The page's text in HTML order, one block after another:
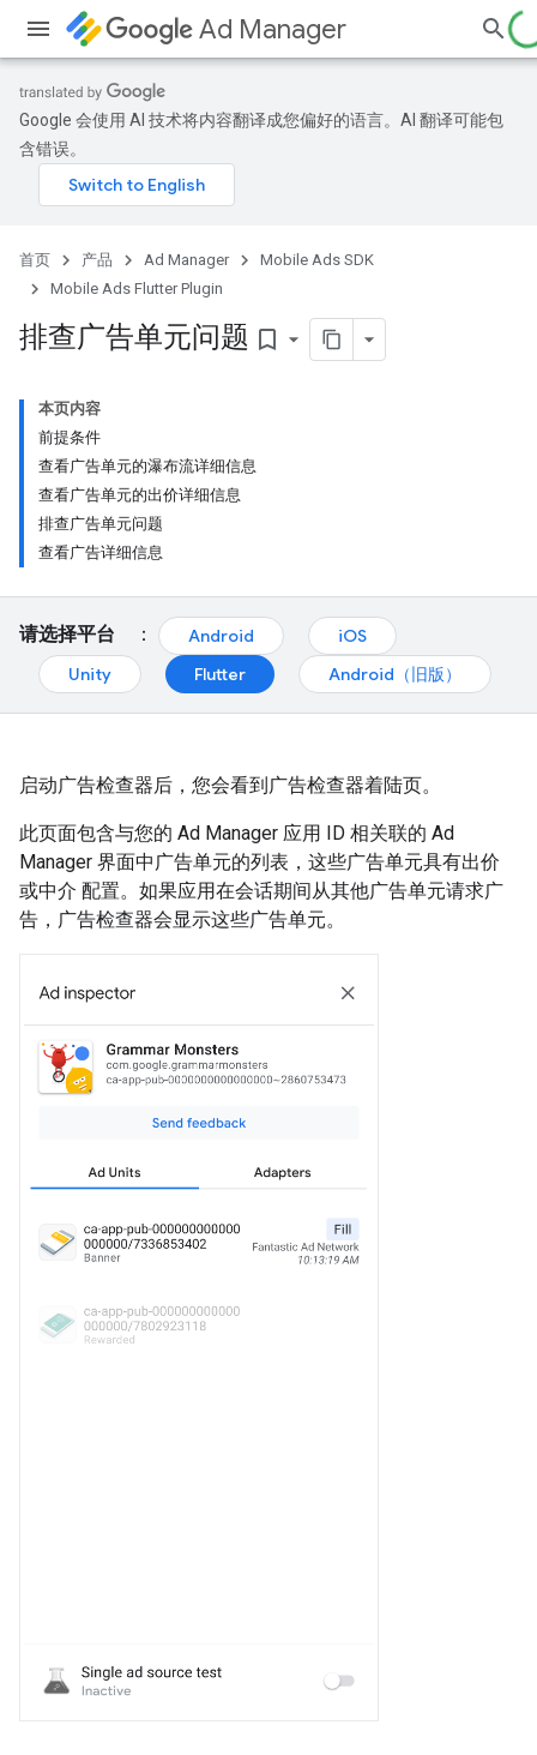
Ad Manager
Google 会使用 AI 技术将内容翻译成您偏好的语言。AI 翻译可能包
含错误。
首页 产品 Ad Manager
Mobile Ads SDK
Mobile Ads Flutter Plugin
排查广告单元问题 bookmark_border
本页内容
前提条件
查看广告单元的瀑布流详细信息
查看广告单元的出价详细信息
排查广告单元问题
查看广告详细信息
请选择平台 ： Android
iOS
Unity
Flutter Android（旧版）
启动广告检查器后，您会看到广告检查器着陆页。
此页面包含与您的 Ad Manager 应用 ID 相关联的 Ad
Manager 界面中广告单元的列表，这些广告单元具有出价
或中介 配置。如果应用在会话期间从其他广告单元请求广
告，广告检查器会显示这些广告单元。